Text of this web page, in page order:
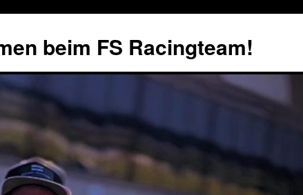
beim FS Racingteam!